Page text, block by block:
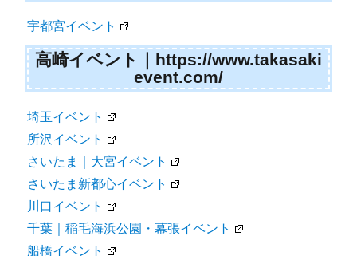
宇都宮イベント
高崎イベント｜https://www.takasaki
event.com/
埼玉イベント
所沢イベント
さいたま｜大宮イベント
さいたま新都心イベント
川口イベント
千葉｜稲毛海浜公園・幕張イベント
船橋イベント